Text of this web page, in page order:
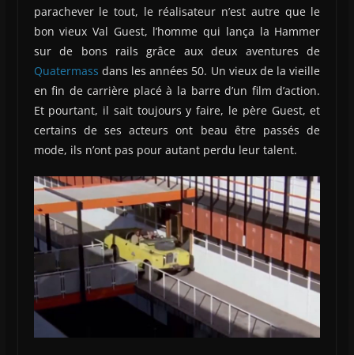
parachever le tout, le réalisateur n’est autre que le
bon vieux Val Guest, l’homme qui lança la Hammer
sur de bons rails grâce aux deux aventures de
Quatermass dans les années 50. Un vieux de la vieille
en fin de carrière placé à la barre d’un film d’action.
Et pourtant, il sait toujours y faire, le père Guest, et
certains de ses acteurs ont beau être passés de
mode, ils n’ont pas pour autant perdu leur talent.